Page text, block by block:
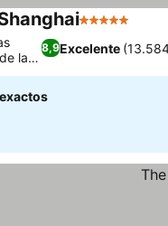
5 Estrellas
8,9Excelente
la